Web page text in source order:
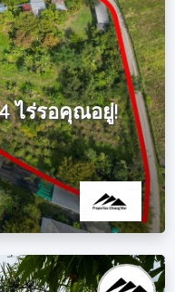
ไร่รอคุณอยู่!